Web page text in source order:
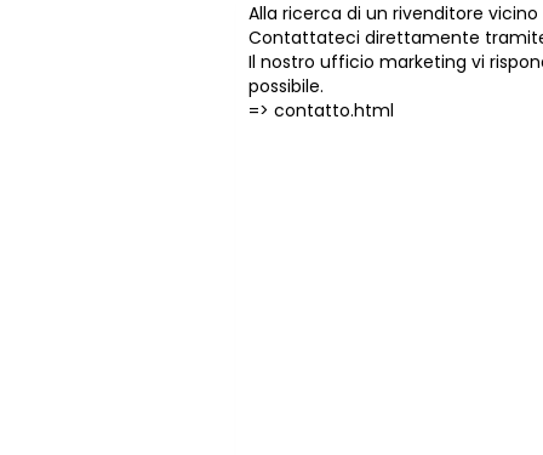
Alla ricerca di un rivenditore vicino
Contattateci direttamente
Il nostro ufficio marketing vi
possibile.
=> contatto.html